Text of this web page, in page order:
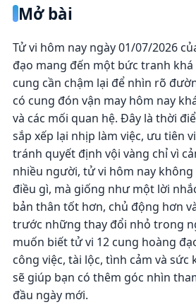
Mở bài
Tử vi hôm nay ngày 01/07/2026
đạo mang đến một bức tranh
cung cần chậm lại để nhìn rõ
có cung đón vận may hôm nay
và các mối quan hệ. Đây là thời
sắp xếp lại nhịp làm việc, ưu tiên
tránh quyết định vội vàng chỉ vì
nhiều người, tử vi hôm nay không
điều gì, mà giống như một lời
bản thân tốt hơn, chủ động hơn
trước những thay đổi nhỏ trong
muốn biết tử vi 12 cung hoàng
công việc, tài lộc, tình cảm và sức
sẽ giúp bạn có thêm góc nhìn
đầu ngày mới.